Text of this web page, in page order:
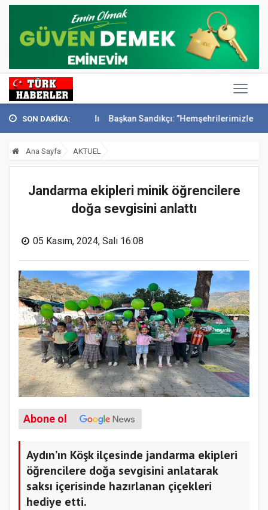
SON DAKİKA:
anıldı Başkan Sandıkçı: ”Hemşehrilerimizle olan güçl...
Ana Sayfa AKTUEL
Jandarma ekipleri minik öğrencilere
doğa sevgisini anlattı
05 Kasım, 2024, Salı 16:08
Abone ol
Aydın’ın Köşk ilçesinde jandarma ekipleri
öğrencilere doğa sevgisini anlatarak
saksı içerisinde hazırlanan çiçekleri
hediye etti.